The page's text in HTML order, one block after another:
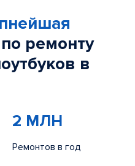
по ремонту
в
2 МЛН
Ремонтов в год